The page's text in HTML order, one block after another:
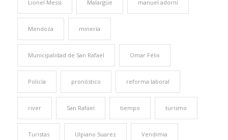
Lionel Messi Malargüe manuel adorni
Mendoza minería
Municipalidad de San Rafael Omar Félix
Policía pronóstico reforma laboral
river San Rafael tiempo turismo
Turistas Ulpiano Suarez Vendimia